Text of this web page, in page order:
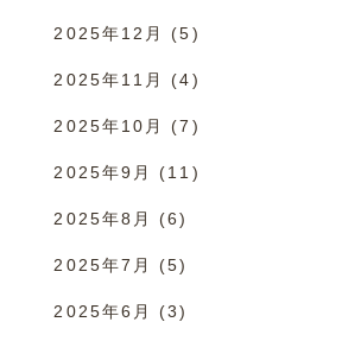
2025年12月 (5)
2025年11月 (4)
2025年10月 (7)
2025年9月 (11)
2025年8月 (6)
2025年7月 (5)
2025年6月 (3)